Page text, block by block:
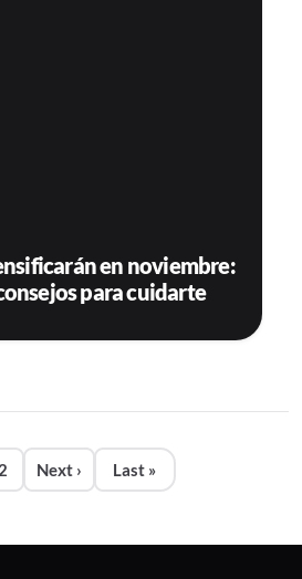
en noviembre:
para cuidarte
2 Next ›Siguiente página
Last »Última página